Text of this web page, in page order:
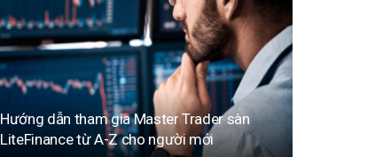
Hướng dẫn tham gia Master Trader sàn
LiteFinance từ A-Z cho người mới